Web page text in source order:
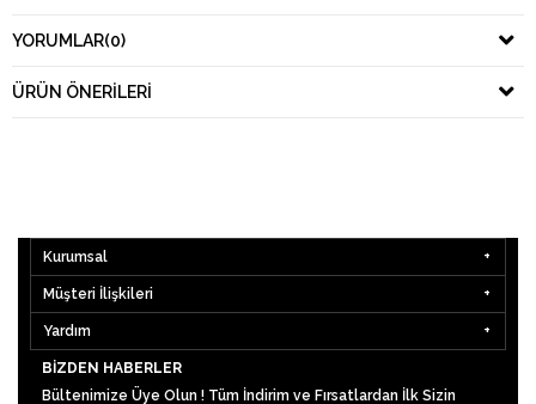
YORUMLAR(0)
ÜRÜN ÖNERILERI
Kurumsal
Müşteri İlişkileri
Yardım
BIZDEN HABERLER
Bültenimize Üye Olun ! Tüm İndirim ve Fırsatlardan İlk Sizin